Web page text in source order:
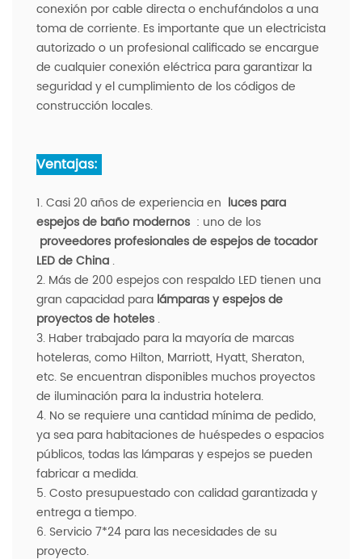
conexión por cable directa o enchufándolos a una
toma de corriente. Es importante que un electricista
autorizado o un profesional calificado se encargue
de cualquier conexión eléctrica para garantizar la
seguridad y el cumplimiento de los códigos de
construcción locales.
Ventajas:
1. Casi 20 años de experiencia en luces para
espejos de baño modernos : uno de los
proveedores profesionales de espejos de tocador
LED de China .
2. Más de 200 espejos con respaldo LED tienen una
gran capacidad para lámparas y espejos de
proyectos de hoteles .
3. Haber trabajado para la mayoría de marcas
hoteleras, como Hilton, Marriott, Hyatt, Sheraton,
etc. Se encuentran disponibles muchos proyectos
de iluminación para la industria hotelera.
4. No se requiere una cantidad mínima de pedido,
ya sea para habitaciones de huéspedes o espacios
públicos, todas las lámparas y espejos se pueden
fabricar a medida.
5. Costo presupuestado con calidad garantizada y
entrega a tiempo.
6. Servicio 7*24 para las necesidades de su
proyecto.